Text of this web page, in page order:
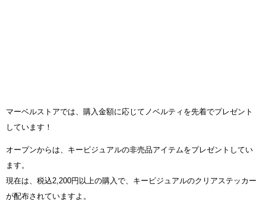
マーベルストアでは、購入金額に応じてノベルティを先着でプレゼント
しています！
オープンからは、キービジュアルの非売品アイテムをプレゼントしてい
ます。
現在は、税込2,200円以上の購入で、キービジュアルのクリアステッカー
が配布されていますよ。